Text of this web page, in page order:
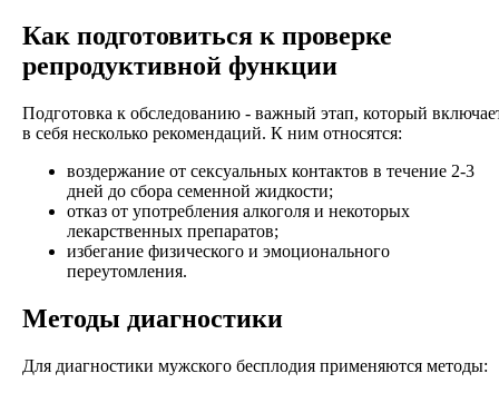
Как подготовиться к проверке
репродуктивной функции
Подготовка к обследованию - важный этап, который
в себя несколько рекомендаций. К ним относятся:
воздержание от сексуальных контактов в течение 2-3
дней до сбора семенной жидкости;
отказ от употребления алкоголя и некоторых
лекарственных препаратов;
избегание физического и эмоционального
переутомления.
Методы диагностики
Для диагностики мужского бесплодия применяются методы: